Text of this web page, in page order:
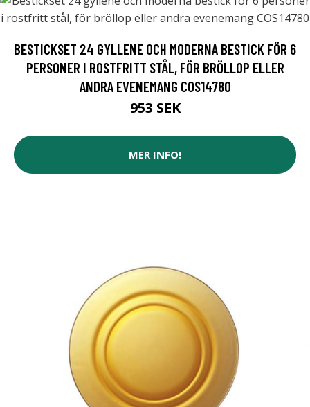
BESTICKSET 24 GYLLENE OCH MODERNA BESTICK FÖR 6
PERSONER I ROSTFRITT STÅL, FÖR BRÖLLOP ELLER
ANDRA EVENEMANG COS14780
953 SEK
MER INFO!